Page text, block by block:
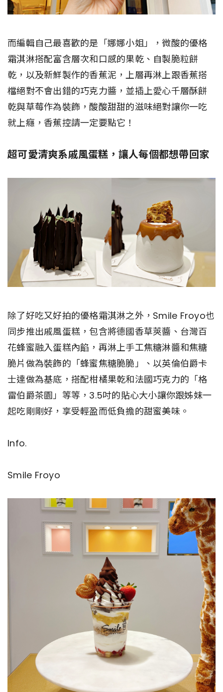
而編輯自己最喜歡的是「娜娜小姐」，微酸的優格
霜淇淋搭配富含層次和口感的果乾、自製脆粒餅
乾，以及新鮮製作的香蕉泥，上層再淋上跟香蕉搭
檔絕對不會出錯的巧克力醬，並插上愛心千層酥餅
乾與草莓作為裝飾，酸酸甜甜的滋味絕對讓你一吃
就上癮，香蕉控請一定要點它！
超可愛清爽系戚風蛋糕，讓人每個都想帶回家
除了好吃又好拍的優格霜淇淋之外，Smile Froyo也
同步推出戚風蛋糕，包含將德國香草莢醬、台灣百
花蜂蜜融入蛋糕內餡，再淋上手工焦糖淋醬和焦糖
脆片做為裝飾的「蜂蜜焦糖脆脆」、以英倫伯爵卡
士達做為基底，搭配柑橘果乾和法國巧克力的「格
雷伯爵茶園」等等，3.5吋的貼心大小讓你跟姊妹一
起吃剛剛好，享受輕盈而低負擔的甜蜜美味。
Info.
Smile Froyo